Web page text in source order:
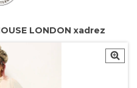
LONDON xadrez